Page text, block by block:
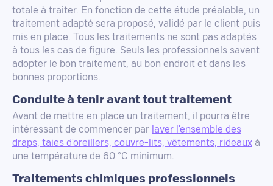
totale à traiter. En fonction de cette étude préalable, un
traitement adapté sera proposé, validé par le client puis
mis en place. Tous les traitements ne sont pas adaptés
à tous les cas de figure. Seuls les professionnels savent
adopter le bon traitement, au bon endroit et dans les
bonnes proportions.
Conduite à tenir avant tout traitement
Avant de mettre en place un traitement, il pourra être
intéressant de commencer par laver l'ensemble des
draps, taies d'oreillers, couvre-lits, vêtements, rideaux à
une température de 60 °C minimum.
Traitements chimiques professionnels